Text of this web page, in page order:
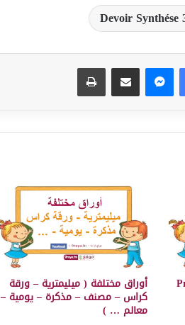
Devoir
أوراق مختلفة ( ميليمترية – ورقة
كراس – مصنف – مذكرة – يومية –
معالم … )